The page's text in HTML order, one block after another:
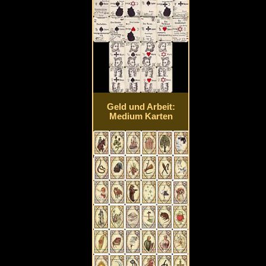
Geld und Arbeit:
Medium Karten